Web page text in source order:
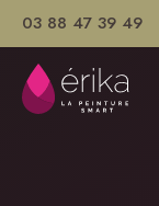
03 88 47 39 49